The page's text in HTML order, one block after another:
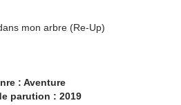
mon arbre (Re-Up)
: Aventure
parution : 2019